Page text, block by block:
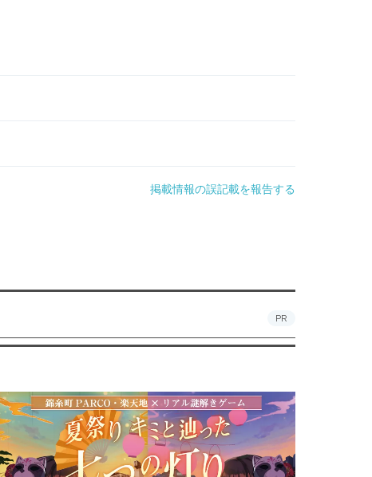
掲載情報の誤記載を報告する
PR